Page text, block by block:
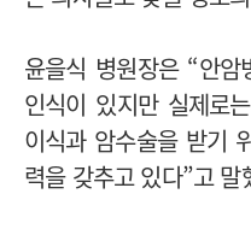
윤을식 병원장은 “안
인식이 있지만 실제로
이식과 암수술을 받기
력을 갖추고 있다”고 말